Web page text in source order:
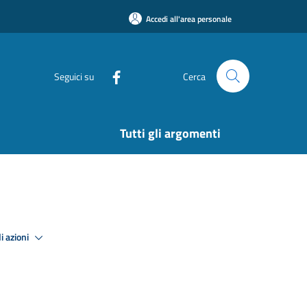
Accedi all'area personale
Seguici su Cerca
Tutti gli argomenti
azioni